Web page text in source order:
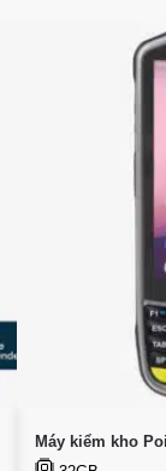
Máy kiểm kho